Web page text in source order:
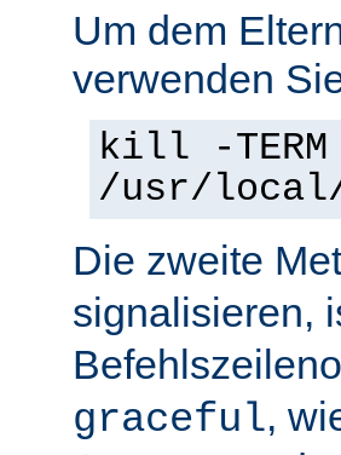
Um dem
verwenden
kill -
/usr/local/
Die zweite
signalisieren,
graceful,